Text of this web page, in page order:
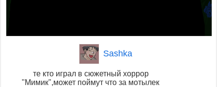
Sashka
те кто играл в сюжетный хоррор
"Мимик",может поймут что за мотылек